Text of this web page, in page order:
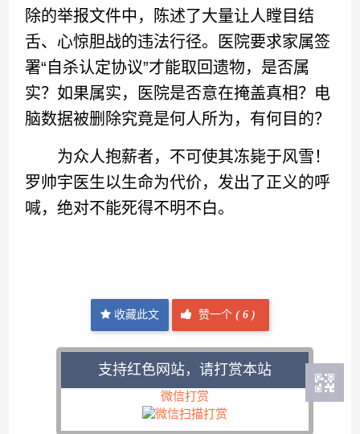
除的举报文件中，陈述了大量让人瞠目结
舌、心惊胆战的违法行径。医院要求家属签
署“自杀认定协议”才能取回遗物，是否属
实？如果属实，医院是否意在掩盖真相？电
脑数据被删除究竟是何人所为，有何目的？
为众人抱薪者，不可使其冻毙于风雪！
罗帅宇医生以生命为代价，发出了正义的呼
喊，绝对不能死得不明不白。
收藏此文 赞一个 (6 )
支持红色网站，请打赏本站
微信打赏